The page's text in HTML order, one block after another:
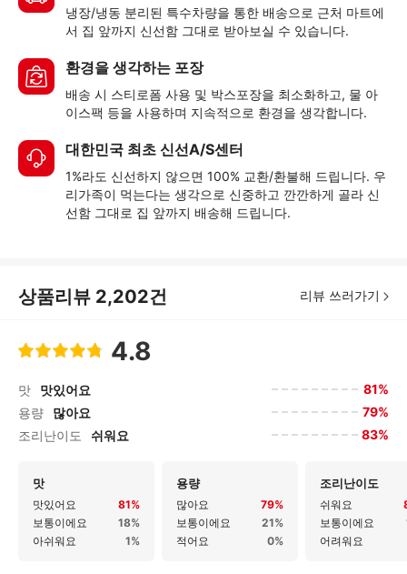
냉장/냉동 분리된 특수차량을 통한 배송으로 근처 마트에
서 집 앞까지 신선함 그대로 받아보실 수 있습니다.
환경을 생각하는 포장
배송 시 스티로폼 사용 및 박스포장을 최소화하고, 물 아
이스팩 등을 사용하며 지속적으로 환경을 생각합니다.
대한민국 최초 신선A/S센터
1%라도 신선하지 않으면 100% 교환/환불해 드립니다. 우
리가족이 먹는다는 생각으로 신중하고 깐깐하게 골라 신
선함 그대로 집 앞까지 배송해 드립니다.
상품리뷰 2,202건 리뷰 쓰러가기
4.8
맛 맛있어요
81%
용량
많아요
79%
조리난이도
쉬워요 83%
맛
맛있어요
81%
보통이에요
18%
아쉬워요
1%
용량
많아요
79%
보통이에요
21%
적어요
0%
조리난이도
쉬워요
보통이에요
어려워요